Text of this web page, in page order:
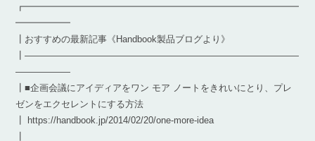
┏━━━━━━━━━━━━━━━━━━━━━━━━━━━━━━
━━━━━━
┃おすすめの最新記事《Handbook製品ブログより》
┃――――――――――――――――――――――――――――――
――――――
┃■企画会議にアイディアをワン モア ノートをきれいにとり、プレ
ゼンをエクセレントにする方法
┃ https://handbook.jp/2014/02/20/one-more-idea